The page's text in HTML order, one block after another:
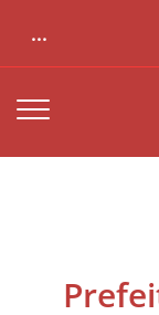
...